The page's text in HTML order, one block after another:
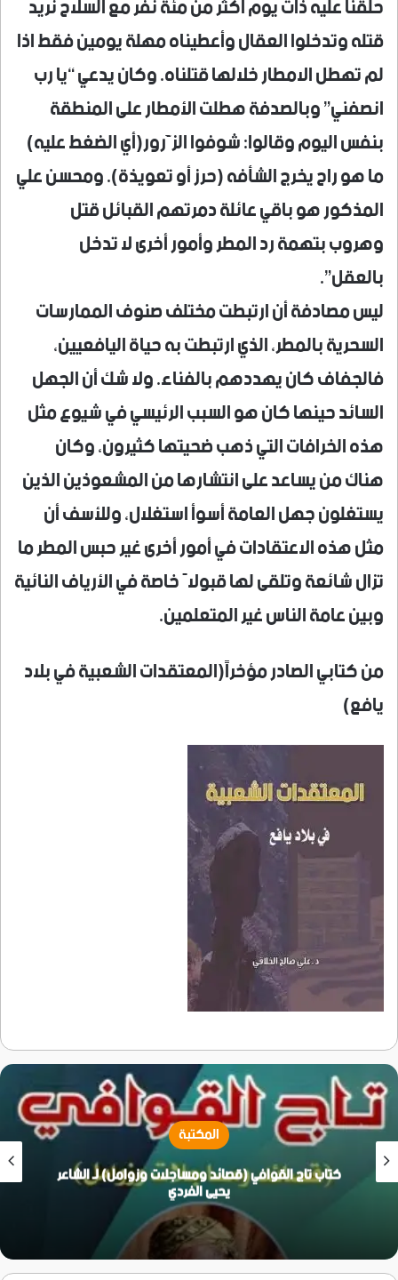
قتله وتدخلوا العقال وأعطيناه مهلة يومين فقط اذا
لم تهطل الامطار خلالها قتلناه. وكان يدعي “يا رب
انصفني” وبالصدفة هطلت الأمطار على المنطقة
بنفس اليوم وقالوا: شوفوا الزَّرور(أي الضغط عليه)
ما هو راح يخرج الشأفه (حرز أو تعويذة). ومحسن علي
المذكور هو باقي عائلة دمرتهم القبائل قتل
وهروب بتهمة رد المطر وأمور أخرى لا تدخل
بالعقل”.
ليس مصادفة أن ارتبطت مختلف صنوف الممارسات
السحرية بالمطر، الذي ارتبطت به حياة اليافعيين،
فالجفاف كان يهددهم بالفناء. ولا شك أن الجهل
السائد حينها كان هو السبب الرئيسي في شيوع مثل
هذه الخرافات التي ذهب ضحيتها كثيرون، وكان
هناك من يساعد على انتشارها من المشعوذين الذين
يستغلون جهل العامة أسوأ استغلال، وللأسف أن
مثل هذه الاعتقادات في أمور أخرى غير حبس المطر ما
تزال شائعة وتلقى لها قبولاً خاصة في الأرياف النائية
وبين عامة الناس غير المتعلمين.
من كتابي الصادر مؤخراً(المعتقدات الشعبية في بلاد
يافع)
المكتبة
(قصائد ومساجلات وزوامل) لـ الشاعر
يحيى الفردي